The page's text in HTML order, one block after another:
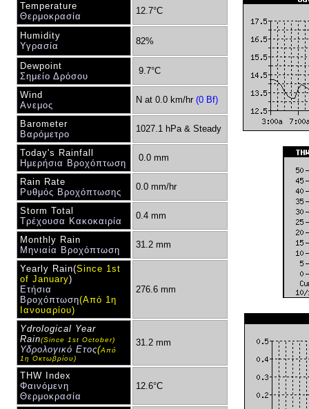
Temperature
Θερμοκρασία
12.7°C
Humidity
Υγρασία
82%
Dewpoint
Σημείο Δρόσου
9.7°C
Wind
Ανεμος
N at 0.0 km/hr (0 Bf)
Barometer
Βαρόμετρο
1027.1 hPa & Steady
Today's Rainfall
Ημερήσια Βροχόπτωση
0.0 mm
Rain Rate
Ρυθμός Βροχόπτωσης
0.0 mm/hr
Storm Total
Τρέχουσα Κακοκαιρία
0.4 mm
Monthly Rain
Μηνιαία Βροχόπτωση
31.2 mm
Yearly Rain(Since 1st
of January)
Ετήσια
Βροχόπτωση(Από 1η
Ιανουαρίου)
276.6 mm
Ydrological Year
Rain(Since 1st October)
Υδρολογικό Ετος(Από
1η Οκτωβρίου)
31.2 mm
THW Index
Φαινόμενη
Θερμοκρασία
12.6°C